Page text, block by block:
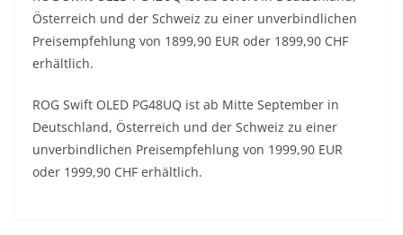
Österreich und der Schweiz zu einer unverbindlichen
Preisempfehlung von 1899,90 EUR oder 1899,90 CHF
erhältlich.
ROG Swift OLED PG48UQ ist ab Mitte September in
Deutschland, Österreich und der Schweiz zu einer
unverbindlichen Preisempfehlung von 1999,90 EUR
oder 1999,90 CHF erhältlich.